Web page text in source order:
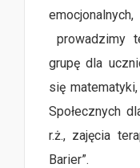
prowadzimy
grupę dla
się
Społecznych
r.ż., zajęcia
Barier”.